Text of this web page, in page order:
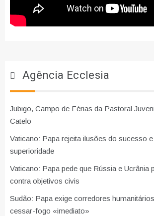
Agência Ecclesia
Jubigo, Campo de Férias da Pastoral
Catelo
Vaticano: Papa rejeita ilusões do sucesso
superioridade
Vaticano: Papa pede que Rússia e Ucrânia
contra objetivos civis
Sudão: Papa exige corredores
cessar-fogo «imediato»